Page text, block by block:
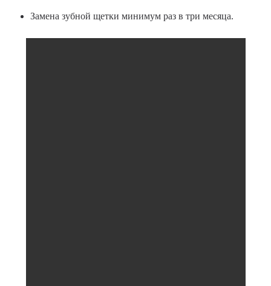
Замена зубной щетки минимум раз в три месяца.